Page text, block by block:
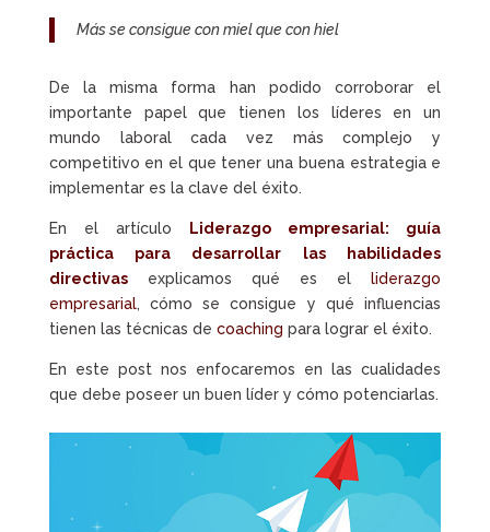
Más se consigue con miel que con hiel
De la misma forma han podido corroborar el
importante papel que tienen los líderes en un
mundo laboral cada vez más complejo y
competitivo en el que tener una buena estrategia e
implementar es la clave del éxito.
En el artículo
Liderazgo empresarial: guía
práctica para desarrollar las habilidades
directivasexplicamos qué es el
liderazgo
empresarial, cómo se consigue y qué influencias
tienen las técnicas de coaching para lograr el éxito.
En este post nos enfocaremos en las cualidades
que debe poseer un buen líder y cómo potenciarlas.